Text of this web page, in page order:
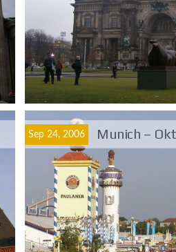
Munich –
Sep 24, 2006